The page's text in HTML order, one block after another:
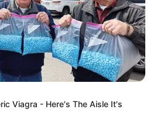
Viagra - Here's The Aisle It's